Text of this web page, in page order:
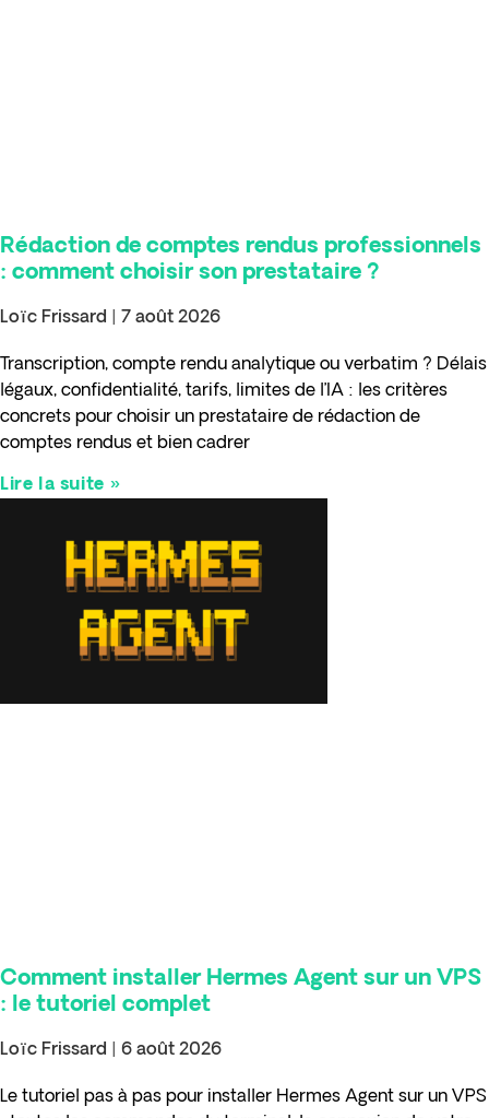
Rédaction de comptes rendus professionnels
: comment choisir son prestataire ?
Loïc Frissard 7 août 2026
Transcription, compte rendu analytique ou verbatim ? Délais
légaux, confidentialité, tarifs, limites de l’IA : les critères
concrets pour choisir un prestataire de rédaction de
comptes rendus et bien cadrer
Lire la suite »
Comment installer Hermes Agent sur un VPS
: le tutoriel complet
Loïc Frissard 6 août 2026
Le tutoriel pas à pas pour installer Hermes Agent sur un VPS